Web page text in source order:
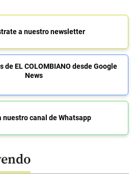
a nuestro newsletter
de EL COLOMBIANO desde Google
News
nuestro canal de Whatsapp